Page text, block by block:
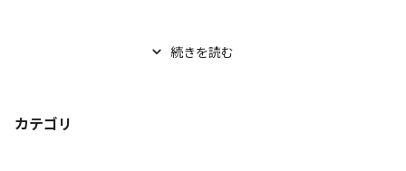
続きを読む
カテゴリ